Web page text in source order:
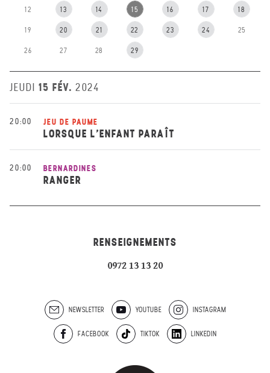
12 13 14 15 16 17 18
19 20 21 22 23 24 25
26 27 28 29
JEUDI 15 FÉV. 2024
20:00 JEU DE PAUME
LORSQUE L’ENFANT PARAÎT
20:00 BERNARDINES
RANGER
RENSEIGNEMENTS
0972 13 13 20
NEWSLETTER YOUTUBE INSTAGRAM
FACEBOOK TIKTOK LINKEDIN